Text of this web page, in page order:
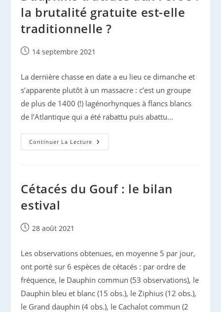
la brutalité gratuite est-elle
traditionnelle ?
Publication
14 septembre 2021
La dernière chasse en date a eu lieu ce dimanche et
s’apparente plutôt à un massacre : c’est un groupe
de plus de 1400 (!) lagénorhynques à flancs blancs
de l’Atlantique qui a été rabattu puis abattu...
Continuer La Lecture Dauphins
Trucidés
Gratuite
Est-
Cétacés du Gouf : le bilan
estival
Publication
28 août 2021
Les observations obtenues, en moyenne 5 par jour,
ont porté sur 6 espèces de cétacés : par ordre de
fréquence, le Dauphin commun (53 observations), le
Dauphin bleu et blanc (15 obs.), le Ziphius (12 obs.),
le Grand dauphin (4 obs.), le Cachalot commun (2